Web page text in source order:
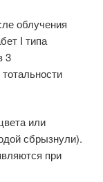
облучения
I типа
3
или
сбрызнули).
при